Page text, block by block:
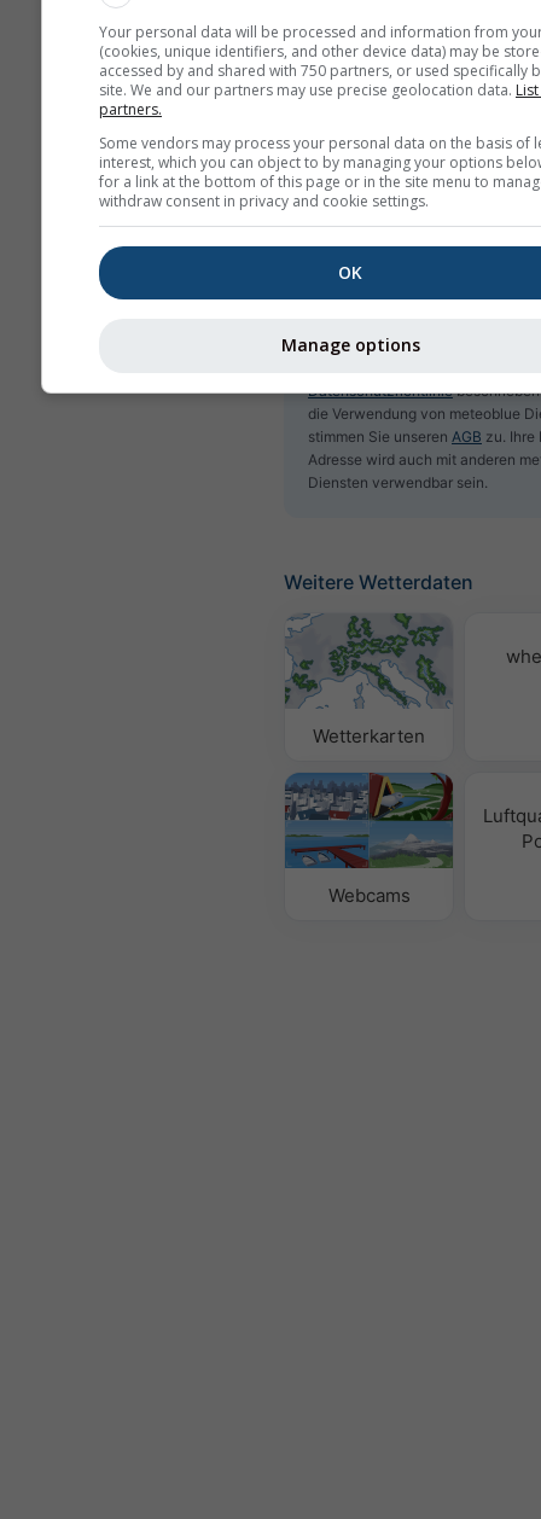
Newsletter abonnieren
Wir geben Ihre E-Mail-Adresse
Datenschutzrichtlinie
die Verwendung von meteoblue
stimmen Sie unseren AGB zu.
Adresse wird auch mit anderen
Diensten verwendbar sein.
Weitere Wetterdaten
Wetterkarten
Webcams
Your personal data will be processed and information from
(cookies, unique identifiers, and other device data) may be
accessed by and shared with 750 partners, or used specifically
site. We and our partners may use precise geolocation data.
partners.
Some vendors may process your personal data on the basis of
interest, which you can object to by managing your options
for a link at the bottom of this page or in the site menu to
withdraw consent in privacy and cookie settings.
OK
Manage options